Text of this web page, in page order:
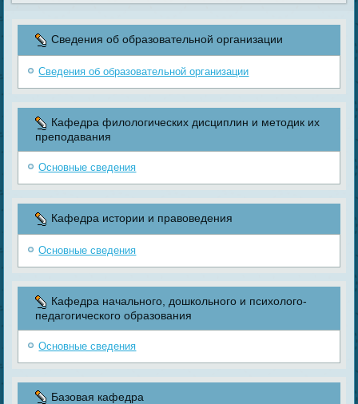
Сведения об образовательной организации
Сведения об образовательной организации
Кафедра филологических дисциплин и методик их
преподавания
Основные сведения
Кафедра истории и правоведения
Основные сведения
Кафедра начального, дошкольного и психолого-
педагогического образования
Основные сведения
Базовая кафедра